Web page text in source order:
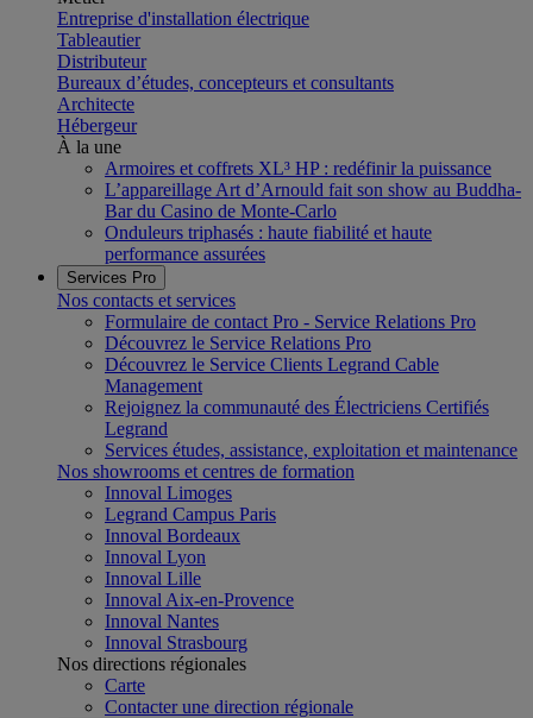
Entreprise d'installation électrique
Tableautier
Distributeur
Bureaux d’études, concepteurs et consultants
Architecte
Hébergeur
À la une
Armoires et coffrets XL³ HP : redéfinir la puissance
L’appareillage Art d’Arnould fait son show au Buddha-
Bar du Casino de Monte-Carlo
Onduleurs triphasés : haute fiabilité et haute
performance assurées
Services Pro
Nos contacts et services
Formulaire de contact Pro - Service Relations Pro
Découvrez le Service Relations Pro
Découvrez le Service Clients Legrand Cable
Management
Rejoignez la communauté des Électriciens Certifiés
Legrand
Services études, assistance, exploitation et maintenance
Nos showrooms et centres de formation
Innoval Limoges
Legrand Campus Paris
Innoval Bordeaux
Innoval Lyon
Innoval Lille
Innoval Aix-en-Provence
Innoval Nantes
Innoval Strasbourg
Nos directions régionales
Carte
Contacter une direction régionale